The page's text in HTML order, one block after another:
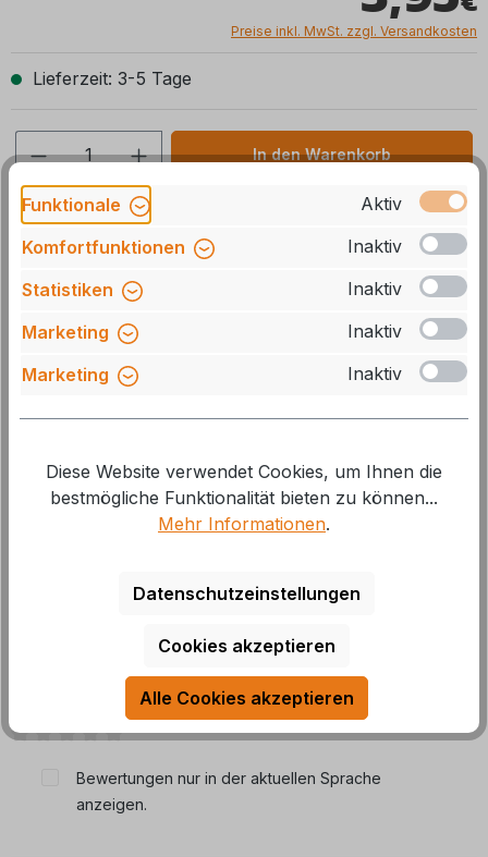
Preise inkl. MwSt. zzgl. Versandkosten
Lieferzeit: 3-5 Tage
Produkt Anzahl: Gib den gewünschten
In den Warenkorb
Stck Zum Merkzettel hinzufügen
Artikelnummer:
GTIN/EAN:
Beschreibung
passend für: Truma Mover SR, S, SE/TE Gewicht: 1 g
0 von 0 Bewertungen
Bewertungen nur in der aktuellen Sprache
anzeigen.
Funktionale
Aktiv
Komfortfunktionen
Inaktiv
Statistiken
Inaktiv
Marketing
Inaktiv
Marketing
Inaktiv
Diese Website verwendet Cookies, um Ihnen die
bestmögliche Funktionalität bieten zu können...
Mehr Informationen.
Datenschutzeinstellungen
Cookies akzeptieren
Alle Cookies akzeptieren